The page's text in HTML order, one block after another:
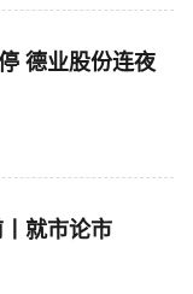
德业股份连夜
就市论市